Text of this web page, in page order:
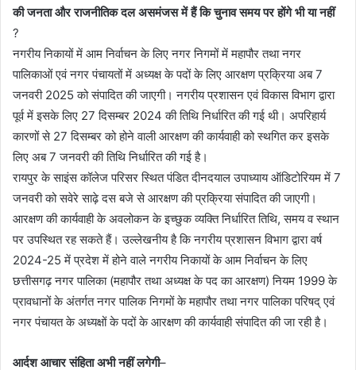
की जनता और राजनीतिक दल असमंजस में हैं कि चुनाव समय पर होंगे भी या नहीं
?
नगरीय निकायों में आम निर्वाचन के लिए नगर निगमों में महापौर तथा नगर
पालिकाओं एवं नगर पंचायतों में अध्यक्ष के पदों के लिए आरक्षण प्रक्रिया अब 7
जनवरी 2025 को संपादित की जाएगी। नगरीय प्रशासन एवं विकास विभाग द्वारा
पूर्व में इसके लिए 27 दिसम्बर 2024 की तिथि निर्धारित की गई थी। अपरिहार्य
कारणों से 27 दिसम्बर को होने वाली आरक्षण की कार्यवाही को स्थगित कर इसके
लिए अब 7 जनवरी की तिथि निर्धारित की गई है।
रायपुर के साइंस कॉलेज परिसर स्थित पंडित दीनदयाल उपाध्याय ऑडिटोरियम में 7
जनवरी को सवेरे साढ़े दस बजे से आरक्षण की प्रक्रिया संपादित की जाएगी।
आरक्षण की कार्यवाही के अवलोकन के इच्छुक व्यक्ति निर्धारित तिथि, समय व स्थान
पर उपस्थित रह सकते हैं। उल्लेखनीय है कि नगरीय प्रशासन विभाग द्वारा वर्ष
2024-25 में प्रदेश में होने वाले नगरीय निकायों के आम निर्वाचन के लिए
छत्तीसगढ़ नगर पालिका (महापौर तथा अध्यक्ष के पद का आरक्षण) नियम 1999 के
प्रावधानों के अंतर्गत नगर पालिक निगमों के महापौर तथा नगर पालिका परिषद् एवं
नगर पंचायत के अध्यक्षों के पदों के आरक्षण की कार्यवाही संपादित की जा रही है।
आर्दश आचार संहिता अभी नहीं लगेगी–